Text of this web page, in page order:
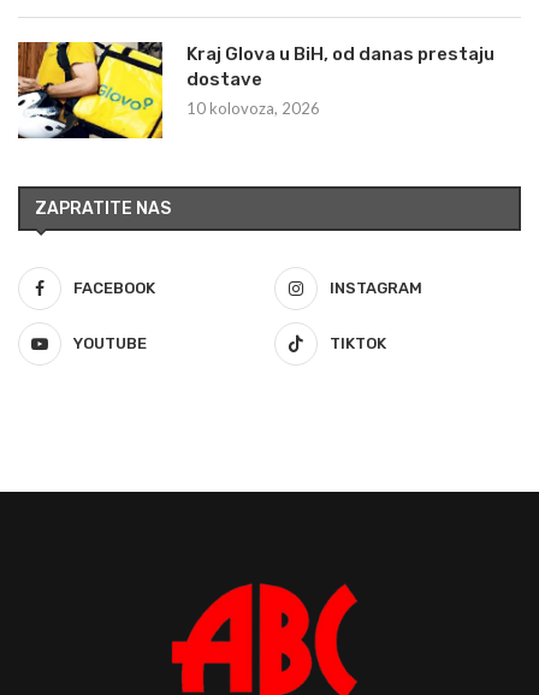
Kraj Glova u BiH, od danas prestaju
dostave
10 kolovoza, 2026
ZAPRATITE NAS
FACEBOOK INSTAGRAM
YOUTUBE TIKTOK